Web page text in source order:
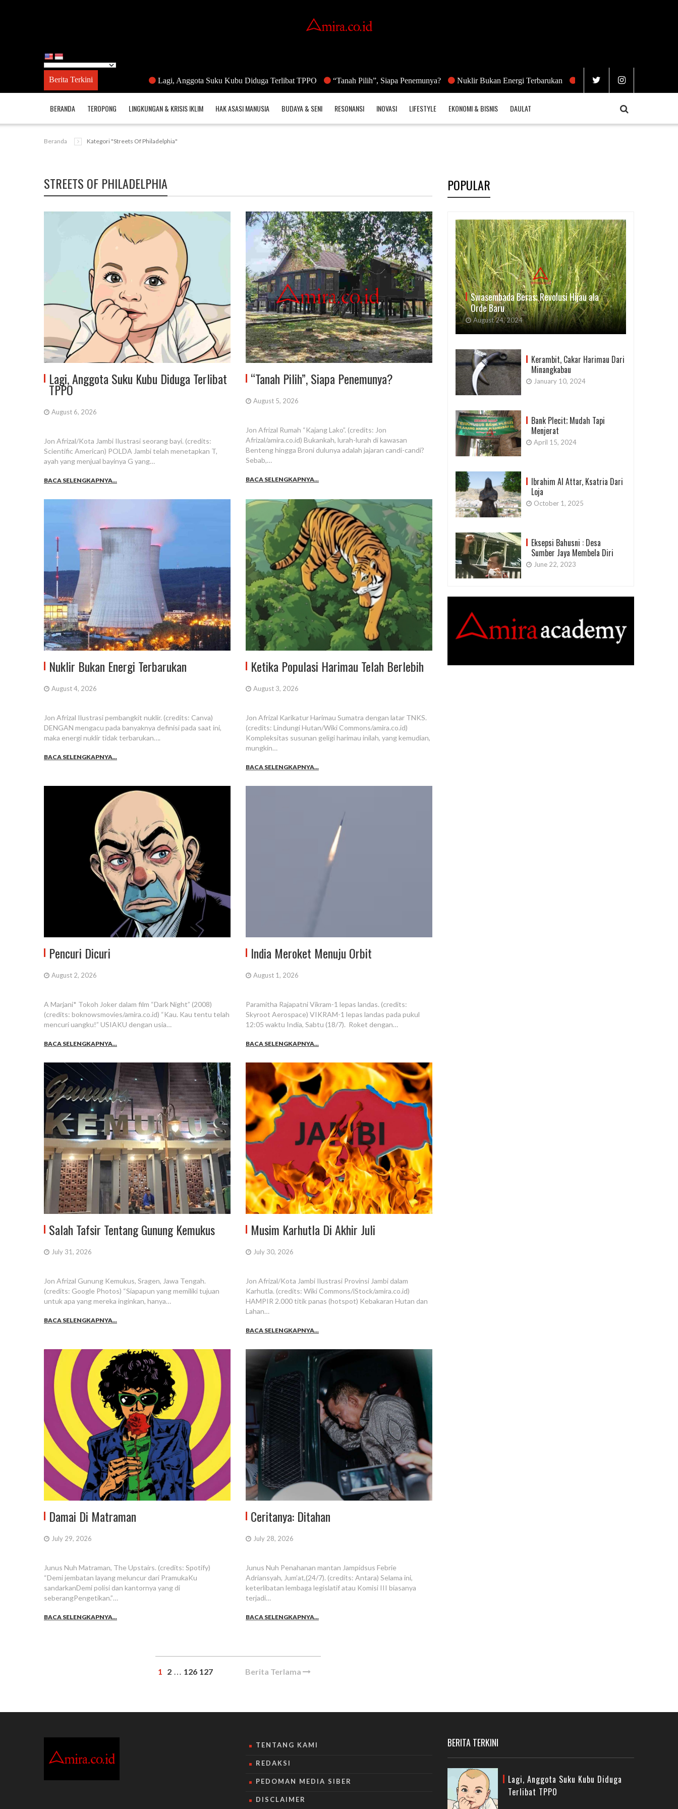
Berita Terkini Lagi, Anggota Suku Kubu Diduga Terlibat TPPO “Tanah Pilih”, Siapa Penemunya? Nuklir Bukan Energi Terbarukan Ketika Populasi Harimau Telah Berlebih
BERANDA TEROPONG LINGKUNGAN & KRISIS IKLIM HAK ASASI MANUSIA BUDAYA & SENI RESONANSI INOVASI LIFESTYLE EKONOMI & BISNIS DAULAT
Beranda Kategori "Streets Of Philadelphia"
STREETS OF PHILADELPHIA
Lagi, Anggota Suku Kubu Diduga Terlibat
TPPO
August 6, 2026
Jon Afrizal/Kota Jambi Ilustrasi seorang bayi. (credits:
Scientific American) POLDA Jambi telah menetapkan T,
ayah yang menjual bayinya G yang…
BACA SELENGKAPNYA...
“Tanah Pilih”, Siapa Penemunya?
August 5, 2026
Jon Afrizal Rumah “Kajang Lako”. (credits: Jon
Afrizal/amira.co.id) Bukankah, lurah-lurah di kawasan
Benteng hingga Broni dulunya adalah jajaran candi-candi?
Sebab,…
BACA SELENGKAPNYA...
Nuklir Bukan Energi Terbarukan
August 4, 2026
Jon Afrizal Ilustrasi pembangkit nuklir. (credits: Canva)
DENGAN mengacu pada banyaknya definisi pada saat ini,
maka energi nuklir tidak terbarukan….
BACA SELENGKAPNYA...
Ketika Populasi Harimau Telah Berlebih
August 3, 2026
Jon Afrizal Karikatur Harimau Sumatra dengan latar TNKS.
(credits: Lindungi Hutan/Wiki Commons/amira.co.id)
Kompleksitas susunan geligi harimau inilah, yang kemudian,
mungkin…
BACA SELENGKAPNYA...
Pencuri Dicuri
August 2, 2026
A Marjani* Tokoh Joker dalam film “Dark Night” (2008)
(credits: boknowsmovies/amira.co.id) “Kau. Kau tentu telah
mencuri uangku!” USIAKU dengan usia…
BACA SELENGKAPNYA...
India Meroket Menuju Orbit
August 1, 2026
Paramitha Rajapatni Vikram-1 lepas landas. (credits:
Skyroot Aerospace) VIKRAM-1 lepas landas pada pukul
12:05 waktu India, Sabtu (18/7). Roket dengan…
BACA SELENGKAPNYA...
Salah Tafsir Tentang Gunung Kemukus
July 31, 2026
Jon Afrizal Gunung Kemukus, Sragen, Jawa Tengah.
(credits: Google Photos) “Siapapun yang memiliki tujuan
untuk apa yang mereka inginkan, hanya…
BACA SELENGKAPNYA...
Musim Karhutla Di Akhir Juli
July 30, 2026
Jon Afrizal/Kota Jambi Ilustrasi Provinsi Jambi dalam
Karhutla. (credits: Wiki Commons/iStock/amira.co.id)
HAMPIR 2.000 titik panas (hotspot) Kebakaran Hutan dan
Lahan…
BACA SELENGKAPNYA...
Damai Di Matraman
July 29, 2026
Junus Nuh Matraman, The Upstairs. (credits: Spotify)
“Demi jembatan layang meluncur dari PramukaKu
sandarkanDemi polisi dan kantornya yang di
seberangPengetikan.”…
BACA SELENGKAPNYA...
Ceritanya: Ditahan
July 28, 2026
Junus Nuh Penahanan mantan Jampidsus Febrie
Adriansyah, Jum’at,(24/7). (credits: Antara) Selama ini,
keterlibatan lembaga legislatif atau Komisi III biasanya
terjadi…
BACA SELENGKAPNYA...
1 2 … 126 127 Berita Terlama
POPULAR
Swasembada Beras; Revolusi Hijau ala
Orde Baru
August 24, 2024
Kerambit, Cakar Harimau Dari
Minangkabau
January 10, 2024
Bank Plecit; Mudah Tapi
Menjerat
April 15, 2024
Ibrahim Al Attar, Ksatria Dari
Loja
October 1, 2025
Eksepsi Bahusni : Desa
Sumber Jaya Membela Diri
June 22, 2023
TENTANG KAMI
REDAKSI
PEDOMAN MEDIA SIBER
DISCLAIMER
BERITA TERKINI
Lagi, Anggota Suku Kubu Diduga
Terlibat TPPO